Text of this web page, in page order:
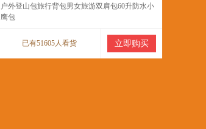
户外登山包旅行背包男女旅游双肩包60升防水小
鹰包
已有51605人看货 立即购买